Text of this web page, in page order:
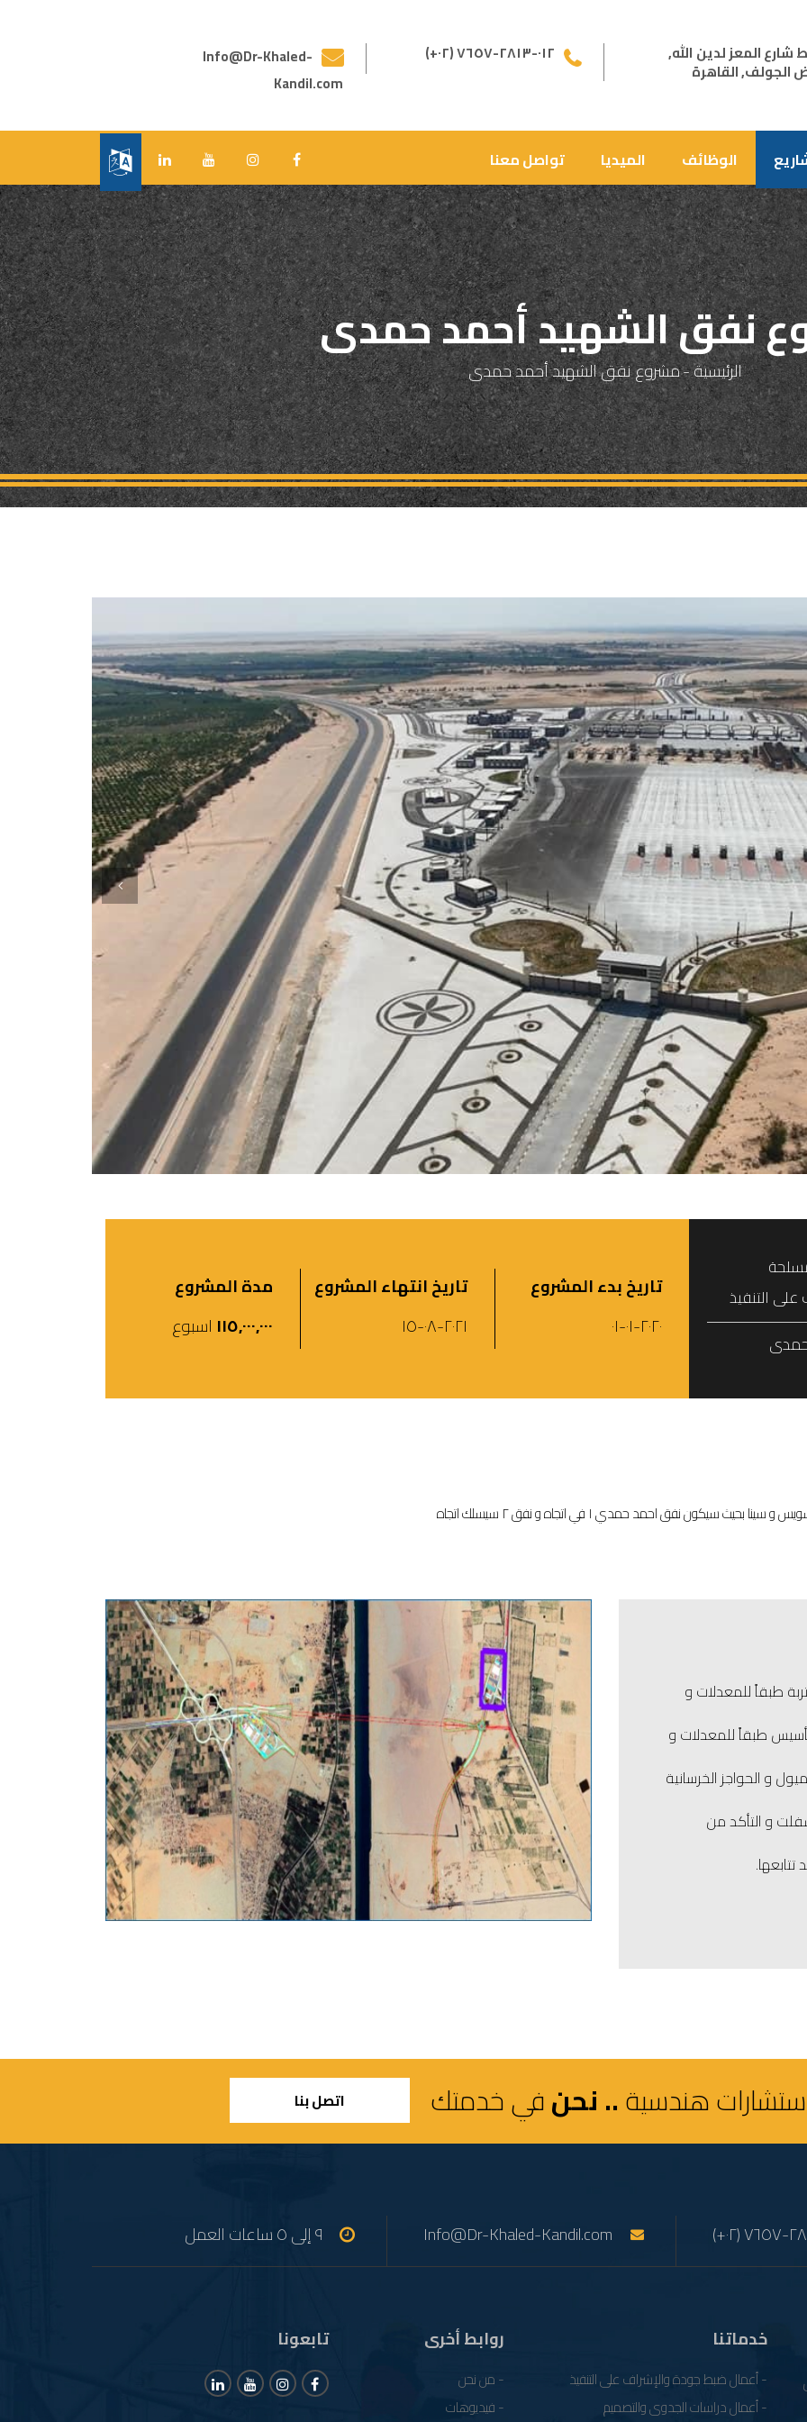
الجولف, القاهرة
(+٠٢) ٠١٢-٢٨١٣-٧٦٥٧
Info@Dr-Khaled-
Kandil.com
الوظائف الميديا تواصل معنا
نفق الشهيد أحمد حمدى
الرئيسية-مشروع نفق الشهيد أحمد حمدى
Previous
التنفيذ
تاريخ بدء المشروع
٢٠٢٠-٠١-٠١
تاريخ انتهاء المشروع
٢٠٢١-٠٨-١٥
مدة المشروع
١١٥,٠٠٠,٠٠٠ اسبوع
نفق احمد حمدي ١ في اتجاه و نفق ٢ سيسلك اتجاه
طبقاً للمعدلات و
طبقاً للمعدلات و
و الحواجز الخرسانية
و التأكد من
هندسية.. نحنفي خدمتك اتصل بنا
Info@Dr-Khaled-Kandil.com ٩ إلى ٥ ساعات العمل
خدماتنا
- أعمال ضبط جودة والإشراف على التنفيذ
- أعمال دراسات الجدوى والتصميم
روابط أخرى
- من نحن
- فيديوهات
تابعونا